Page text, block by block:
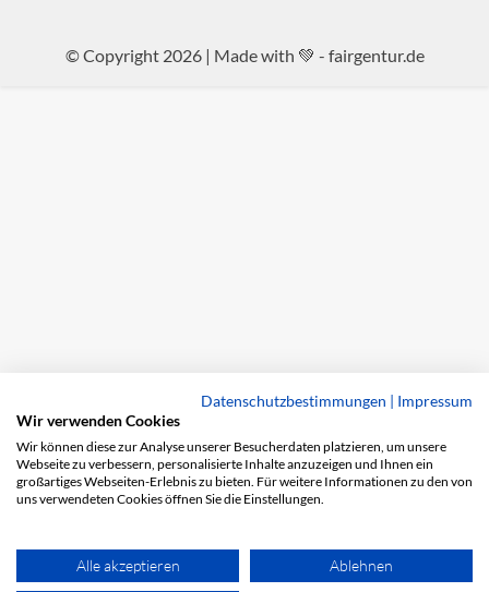
© Copyright 2026 | Made with 💚 - fairgentur.de
Datenschutzbestimmungen | Impressum
Wir verwenden Cookies
Wir können diese zur Analyse unserer Besucherdaten platzieren, um unsere
Webseite zu verbessern, personalisierte Inhalte anzuzeigen und Ihnen ein
großartiges Webseiten-Erlebnis zu bieten. Für weitere Informationen zu den von
uns verwendeten Cookies öffnen Sie die Einstellungen.
Alle akzeptieren Ablehnen